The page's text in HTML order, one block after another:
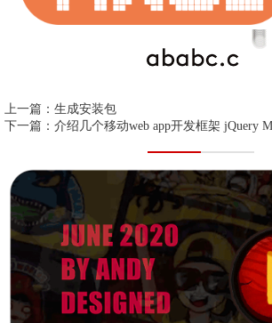
上一篇： 生成安装包
下一篇： 介绍几个移动web app开发框架 jQuery